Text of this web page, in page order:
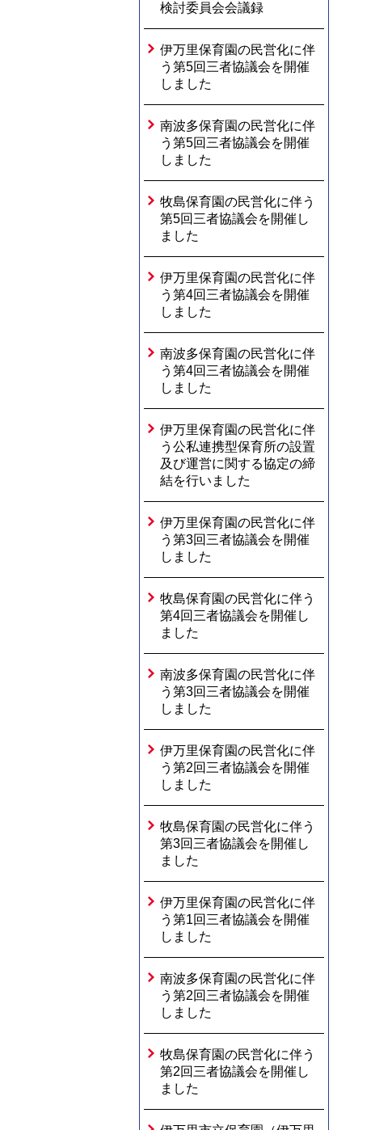
検討委員会会議録
伊万里保育園の民営化に伴
う第5回三者協議会を開催
しました
南波多保育園の民営化に伴
う第5回三者協議会を開催
しました
牧島保育園の民営化に伴う
第5回三者協議会を開催し
ました
伊万里保育園の民営化に伴
う第4回三者協議会を開催
しました
南波多保育園の民営化に伴
う第4回三者協議会を開催
しました
伊万里保育園の民営化に伴
う公私連携型保育所の設置
及び運営に関する協定の締
結を行いました
伊万里保育園の民営化に伴
う第3回三者協議会を開催
しました
牧島保育園の民営化に伴う
第4回三者協議会を開催し
ました
南波多保育園の民営化に伴
う第3回三者協議会を開催
しました
伊万里保育園の民営化に伴
う第2回三者協議会を開催
しました
牧島保育園の民営化に伴う
第3回三者協議会を開催し
ました
伊万里保育園の民営化に伴
う第1回三者協議会を開催
しました
南波多保育園の民営化に伴
う第2回三者協議会を開催
しました
牧島保育園の民営化に伴う
第2回三者協議会を開催し
ました